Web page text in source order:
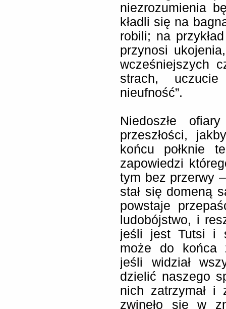
niezrozumienia
kładli się na
robili; na
przynosi
wcześniejszych
strach,
nieufność”.
Niedoszłe
przeszłości,
końcu połknie
zapowiedzi
tym bez przerwy
stał się domeną
powstaje
ludobójstwo, i
jeśli jest Tutsi i
może do końca
jeśli widział
dzielić naszego
nich zatrzymał i
zwinęło się w